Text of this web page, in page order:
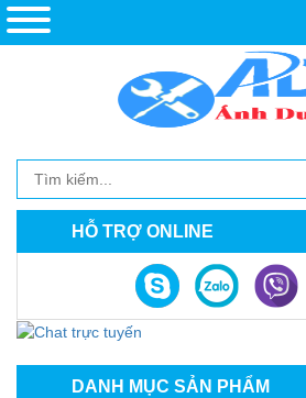
HỖ TRỢ ONLINE
DANH MỤC SẢN PHẨM